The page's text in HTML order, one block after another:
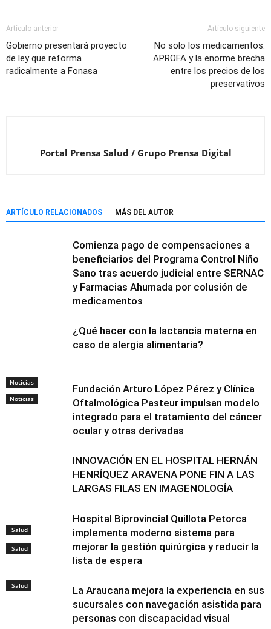
Artículo anterior
Gobierno presentará proyecto
de ley que reforma
radicalmente a Fonasa
Artículo siguiente
No solo los medicamentos:
APROFA y la enorme brecha
entre los precios de los
preservativos
Portal Prensa Salud / Grupo Prensa Digital
ARTÍCULO RELACIONADOS MÁS DEL AUTOR
Noticias
Comienza pago de compensaciones a
beneficiarios del Programa Control Niño
Sano tras acuerdo judicial entre SERNAC
y Farmacias Ahumada por colusión de
medicamentos
Noticias
¿Qué hacer con la lactancia materna en
caso de alergia alimentaria?
Salud
Fundación Arturo López Pérez y Clínica
Oftalmológica Pasteur impulsan modelo
integrado para el tratamiento del cáncer
ocular y otras derivadas
Salud
INNOVACIÓN EN EL HOSPITAL HERNÁN
HENRÍQUEZ ARAVENA PONE FIN A LAS
LARGAS FILAS EN IMAGENOLOGÍA
Salud
Hospital Biprovincial Quillota Petorca
implementa moderno sistema para
mejorar la gestión quirúrgica y reducir la
lista de espera
La Araucana mejora la experiencia en sus
sucursales con navegación asistida para
personas con discapacidad visual